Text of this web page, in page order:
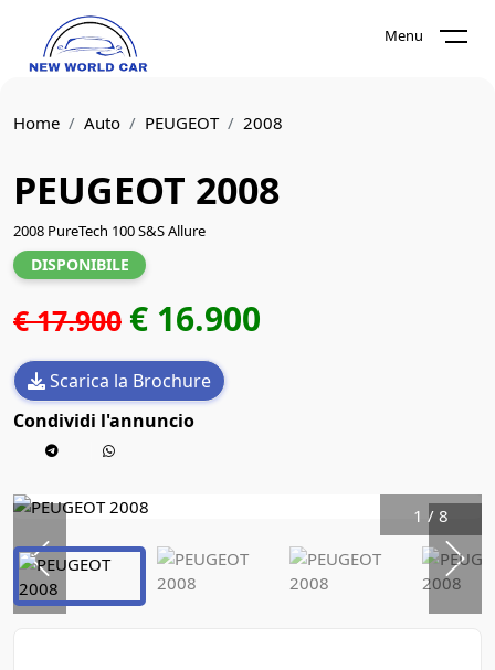
Menu
Home Auto PEUGEOT 2008
PEUGEOT 2008
2008 PureTech 100 S&S Allure
DISPONIBILE
€ 17.900 € 16.900
Scarica la Brochure
Condividi l'annuncio
1 / 8